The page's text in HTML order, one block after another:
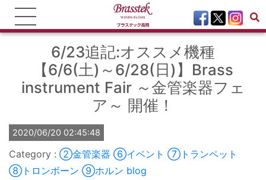
6/23追記:オススメ機種
【6/6(土)～6/28(日)】Brass
instrument Fair ～金管楽器フェ
ア～ 開催！
2020/06/20 02:45:48
②金管楽器 ⑥イベント ⑦トランペット
⑧トロンボーン ⑨ホルン blog